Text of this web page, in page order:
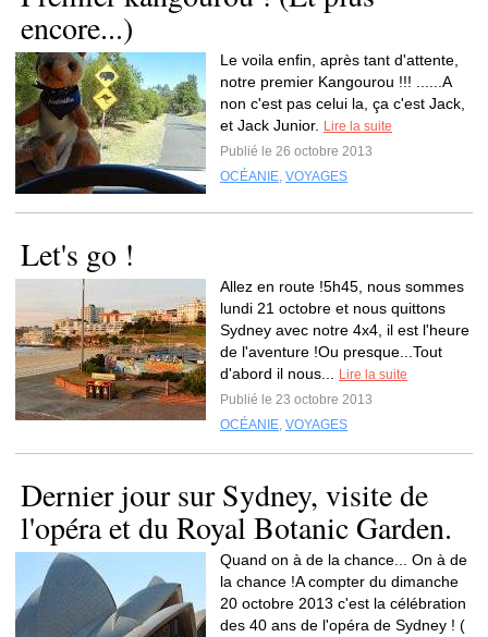
encore...)
Le voila enfin, après tant d'attente,
notre premier Kangourou !!! ......A
non c'est pas celui la, ça c'est Jack,
et Jack Junior.
Lire la suite
Publié le 26 octobre 2013
OCÉANIE, VOYAGES
Let's go !
Allez en route !5h45, nous sommes
lundi 21 octobre et nous quittons
Sydney avec notre 4x4, il est l'heure
de l'aventure !Ou presque...Tout
d'abord il nous...
Lire la suite
Publié le 23 octobre 2013
OCÉANIE, VOYAGES
Dernier jour sur Sydney, visite de
l'opéra et du Royal Botanic Garden.
Quand on à de la chance... On à de
la chance !A compter du dimanche
20 octobre 2013 c'est la célébration
des 40 ans de l'opéra de Sydney ! (